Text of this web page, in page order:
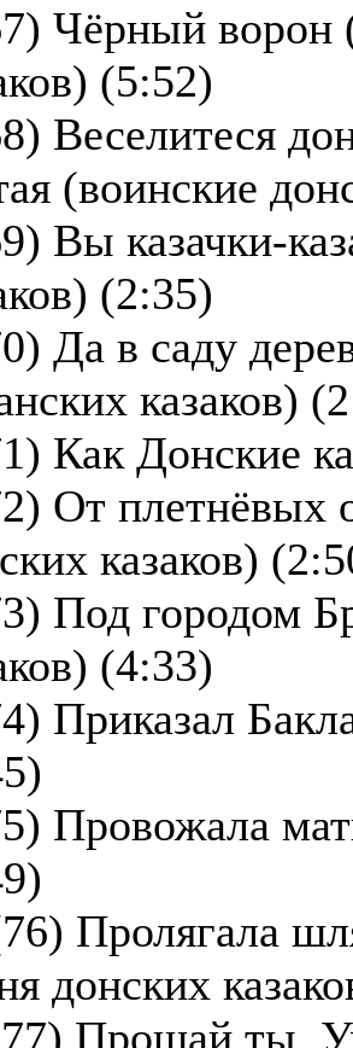
Чёрный ворон
(5:52)
Веселитеся
(воинские
Вы казачки-
(2:35)
Да в саду
казаков)
Как Донские
От плетнёвых
казаков)
Под городом
(4:33)
Приказал
Провожала
Пролягала
донских
Прощай ты,